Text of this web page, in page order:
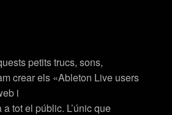
petits trucs, sons,
crear els «Ableton Live users
i
tot el públic. L’únic que